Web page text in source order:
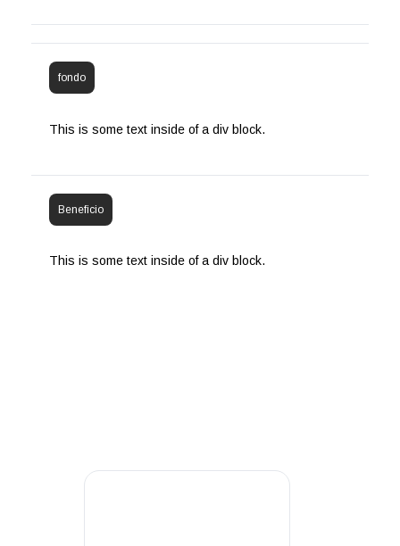
fondo
This is some text inside of a div block.
Beneficio
This is some text inside of a div block.